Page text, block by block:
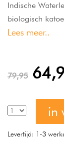
Indische
biologisch
een echte
Lees meer..
79,95
in
Levertijd: 1-3